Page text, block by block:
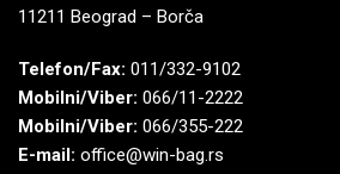
11211 Beograd – Borča
Telefon/Fax: 011/332-9102
Mobilni/Viber: 066/11-2222
Mobilni/Viber: 066/355-222
E-mail: office@win-bag.rs